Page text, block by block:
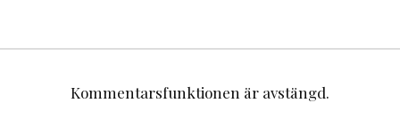
Kommentarsfunktionen är avstängd.